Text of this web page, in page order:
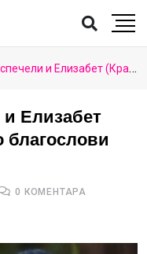
(Кралицата официално благослови брака й с Хари)
Елизабет
0 КОМЕНТАРА